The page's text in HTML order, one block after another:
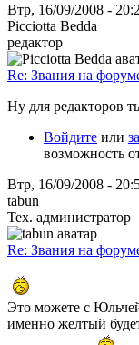
Втр, 16/09/2008 -
Picciotta Bedda
редактор
Re: Звания на
Ну для редакторов
Войдите или
возможность
Втр, 16/09/2008 -
tabun
Тех. администратор
Re: Звания на
Это можете с
именно желтый